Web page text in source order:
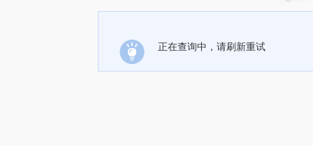
正在查询中，请刷新重试